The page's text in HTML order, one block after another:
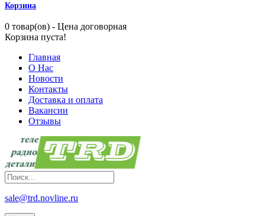
Корзина
0 товар(ов) - Цена договорная
Корзина пуста!
Главная
О Нас
Новости
Контакты
Доставка и оплата
Вакансии
Отзывы
sale@trd.novline.ru